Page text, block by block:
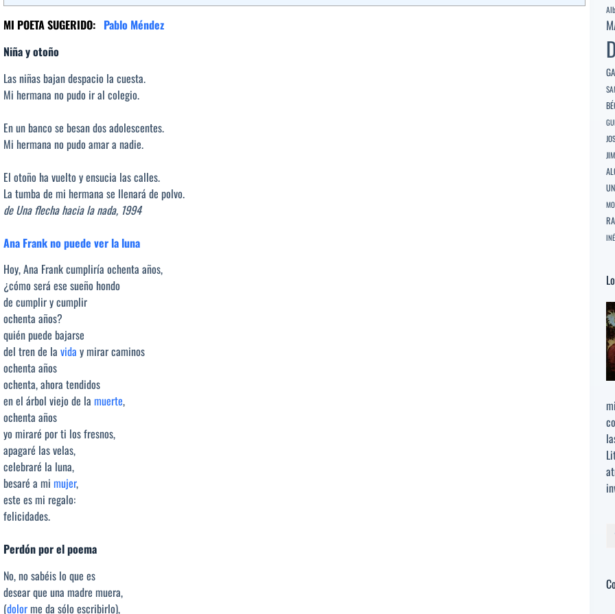
MI POETA SUGERIDO: Pablo Méndez
Niña y otoño
Las niñas bajan despacio la cuesta.
Mi hermana no pudo ir al colegio.
En un banco se besan dos adolescentes.
Mi hermana no pudo amar a nadie.
El otoño ha vuelto y ensucia las calles.
La tumba de mi hermana se llenará de polvo.
de Una flecha hacia la nada, 1994
Ana Frank no puede ver la luna
Hoy, Ana Frank cumpliría ochenta años,
¿cómo será ese sueño hondo
de cumplir y cumplir
ochenta años?
quién puede bajarse
del tren de la vida y mirar caminos
ochenta años
ochenta, ahora tendidos
en el árbol viejo de la muerte,
ochenta años
yo miraré por ti los fresnos,
apagaré las velas,
celebraré la luna,
besaré a mi mujer,
este es mi regalo:
felicidades.
Perdón por el poema
No, no sabéis lo que es
desear que una madre muera,
(dolorme da sólo escribirlo),